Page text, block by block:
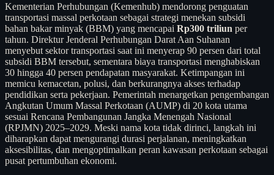
Kementerian Perhubungan (Kemenhub) mendorong penguatan
transportasi massal perkotaan sebagai strategi menekan subsidi
bahan bakar minyak (BBM) yang mencapai Rp300 triliun per
tahun. Direktur Jenderal Perhubungan Darat Aan Suhanan
menyebut sektor transportasi saat ini menyerap 90 persen dari total
subsidi BBM tersebut, sementara biaya transportasi menghabiskan
30 hingga 40 persen pendapatan masyarakat. Ketimpangan ini
memicu kemacetan, polusi, dan berkurangnya akses terhadap
pendidikan serta pekerjaan. Pemerintah menargetkan pengembangan
Angkutan Umum Massal Perkotaan (AUMP) di 20 kota utama
sesuai Rencana Pembangunan Jangka Menengah Nasional
(RPJMN) 2025–2029. Meski nama kota tidak dirinci, langkah ini
diharapkan dapat mengurangi durasi perjalanan, meningkatkan
aksesibilitas, dan mengoptimalkan peran kawasan perkotaan sebagai
pusat pertumbuhan ekonomi.